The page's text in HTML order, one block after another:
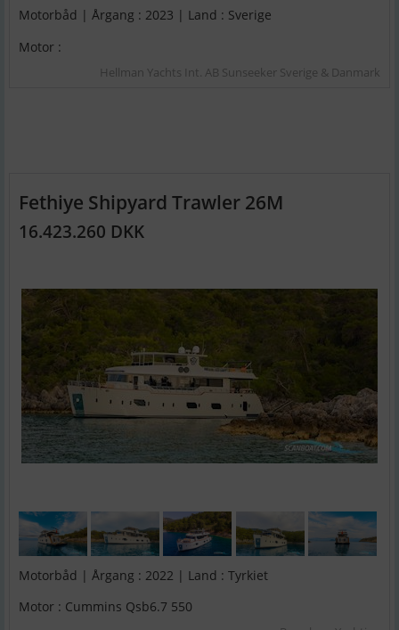
Motorbåd | Årgang : 2023 | Land : Sverige
Motor :
Hellman Yachts Int. AB Sunseeker Sverige & Danmark
Fethiye Shipyard Trawler 26M
16.423.260 DKK
Motorbåd | Årgang : 2022 | Land : Tyrkiet
Motor : Cummins Qsb6.7 550